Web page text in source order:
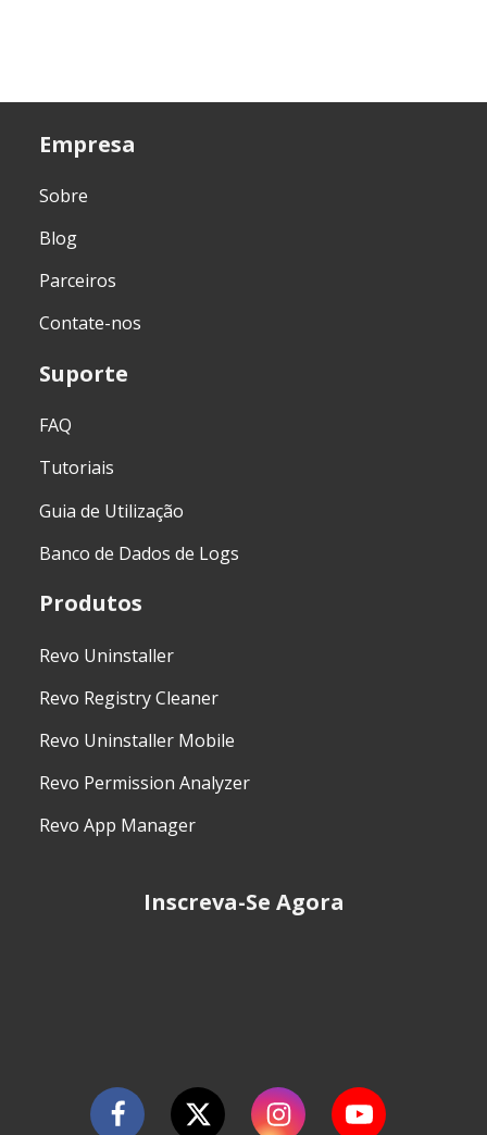
Empresa
Sobre
Blog
Parceiros
Contate-nos
Suporte
FAQ
Tutoriais
Guia de Utilização
Banco de Dados de Logs
Produtos
Revo Uninstaller
Revo Registry Cleaner
Revo Uninstaller Mobile
Revo Permission Analyzer
Revo App Manager
Inscreva-Se Agora